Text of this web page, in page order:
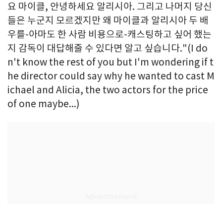
요 마이클, 안녕하세요 알리시아. 그리고 나머지 당신
들은 누군지 모르겠지만 왜 마이클과 알리시아 두 배
우를-아마도 한 사람 비용으로-캐스팅하고 싶어 했는
지 감독이 대답해줄 수 있다면 알고 싶습니다."(I do
n't know the rest of you but I'm wondering if t
he director could say why he wanted to cast M
ichael and Alicia, the two actors for the price
of one maybe...)